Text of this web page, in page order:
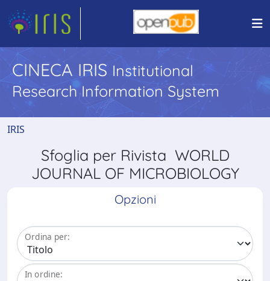
CINECA IRIS Institutional
Research Information System
IRIS
Sfoglia per Rivista WORLD
JOURNAL OF MICROBIOLOGY
Opzioni
Ordina per:
In ordine: